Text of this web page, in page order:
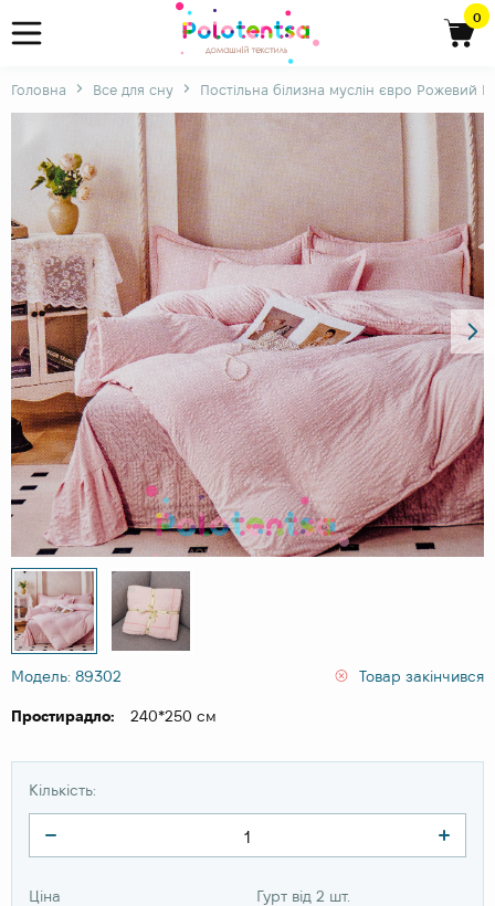
0
Головна Все для сну Постільна білизна муслін євро Рожевий
Модель: 89302 Товар закінчився
Простирадло: 240*250 см
Кількість:
Ціна Гурт від 2 шт.